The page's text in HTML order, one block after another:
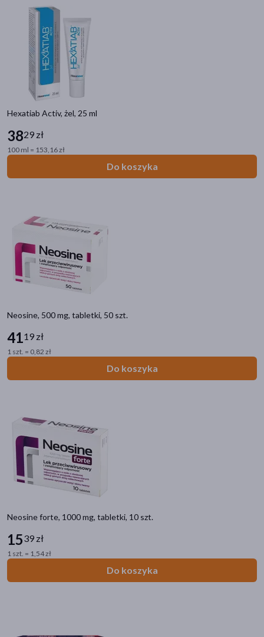
Hexatiab Activ, żel, 25 ml
3829 zł
100 ml = 153,16 zł
Do koszyka
Neosine, 500 mg, tabletki, 50 szt.
4119 zł
1 szt. = 0,82 zł
Do koszyka
Neosine forte, 1000 mg, tabletki, 10 szt.
1539 zł
1 szt. = 1,54 zł
Do koszyka